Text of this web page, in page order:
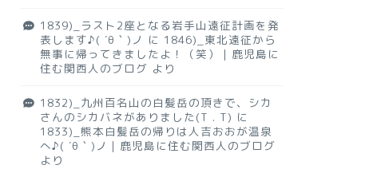
1839)_ラスト2座となる岩手山遠征計画を発
表します♪( ´θ｀)ノ に 1846)_東北遠征から
無事に帰ってきましたよ！（笑）｜鹿児島に
住む関西人のブログ より
1832)_九州百名山の白髪岳の頂きで、シカ
さんのシカバネがありました(T . T) に
1833)_熊本白髪岳の帰りは人吉おおが温泉
へ♪( ´θ｀)ノ｜鹿児島に住む関西人のブログ
より